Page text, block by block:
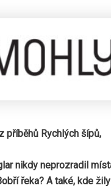
příběhů Rychlých šípů,
nikdy neprozradil
řeka? A také, kde